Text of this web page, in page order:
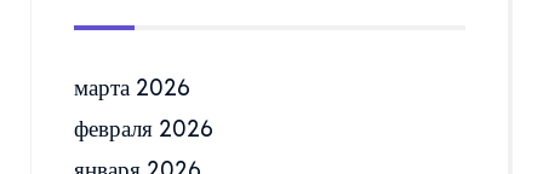
марта 2026
февраля 2026